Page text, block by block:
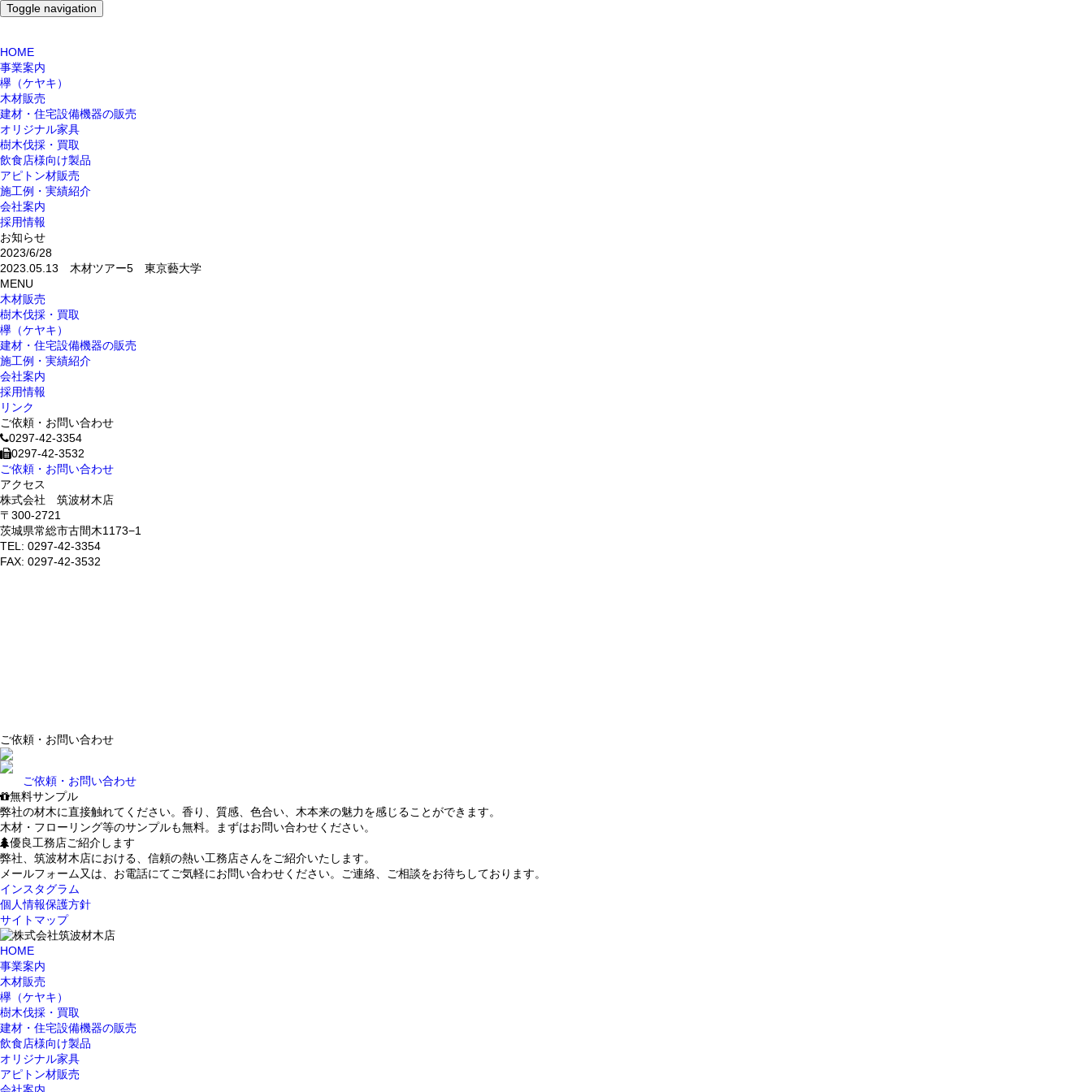
Toggle navigation
HOME
事業案内
欅（ケヤキ）
木材販売
建材・住宅設備機器の販売
オリジナル家具
樹木伐採・買取
飲食店様向け製品
アピトン材販売
施工例・実績紹介
会社案内
採用情報
お知らせ
2023/6/28
2023.05.13 木材ツアー5 東京藝大学
MENU
木材販売
樹木伐採・買取
欅（ケヤキ）
建材・住宅設備機器の販売
施工例・実績紹介
会社案内
採用情報
リンク
ご依頼・お問い合わせ
0297-42-3354
0297-42-3532
ご依頼・お問い合わせ
アクセス
株式会社 筑波材木店
〒300-2721
茨城県常総市古間木1173−1
TEL: 0297-42-3354
FAX: 0297-42-3532
ご依頼・お問い合わせ
ご依頼・お問い合わせ
無料サンプル
弊社の材木に直接触れてください。香り、質感、色合い、木本来の魅力を感じることができます。
木材・フローリング等のサンプルも無料。まずはお問い合わせください。
優良工務店ご紹介します
弊社、筑波材木店における、信頼の熱い工務店さんをご紹介いたします。
メールフォーム又は、お電話にてご気軽にお問い合わせください。ご連絡、ご相談をお待ちしております。
インスタグラム
個人情報保護方針
サイトマップ
HOME
事業案内
木材販売
欅（ケヤキ）
樹木伐採・買取
建材・住宅設備機器の販売
飲食店様向け製品
オリジナル家具
アピトン材販売